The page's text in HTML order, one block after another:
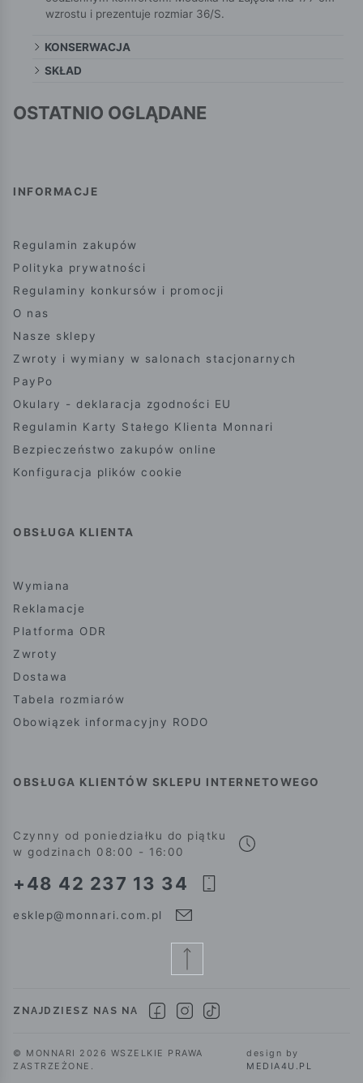
wzrostu i prezentuje rozmiar 36/S.
KONSERWACJA
SKŁAD
OSTATNIO OGLĄDANE
INFORMACJE
Regulamin zakupów
Polityka prywatności
Regulaminy konkursów i promocji
O nas
Nasze sklepy
Zwroty i wymiany w salonach stacjonarnych
PayPo
Okulary - deklaracja zgodności EU
Regulamin Karty Stałego Klienta Monnari
Bezpieczeństwo zakupów online
Konfiguracja plików cookie
OBSŁUGA KLIENTA
Wymiana
Reklamacje
Platforma ODR
Zwroty
Dostawa
Tabela rozmiarów
Obowiązek informacyjny RODO
OBSŁUGA KLIENTÓW SKLEPU INTERNETOWEGO
Czynny od poniedziałku do piątku
w godzinach 08:00 - 16:00
+48 42 237 13 34
esklep@monnari.com.pl
ZNAJDZIESZ NAS NA
© MONNARI 2026 WSZELKIE PRAWA
ZASTRZEŻONE.
design by
MEDIA4U.PL